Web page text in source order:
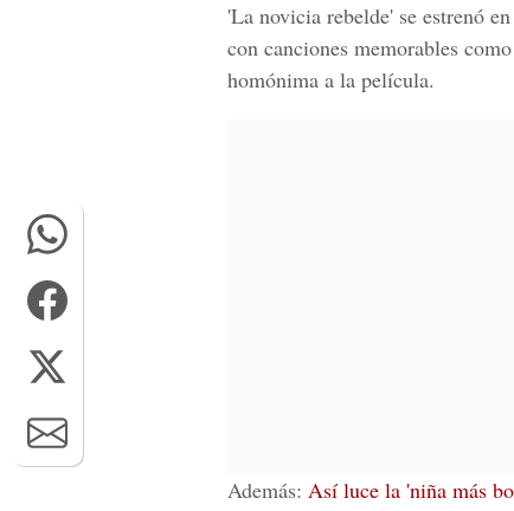
'La novicia rebelde' se estrenó
con canciones memorables
homónima a la película.
Además: Así luce la 'niña más